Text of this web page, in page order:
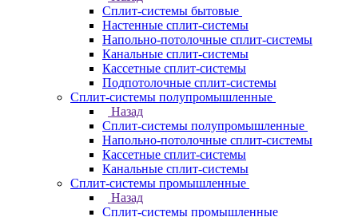
Сплит-системы бытовые
Настенные сплит-системы
Напольно-потолочные сплит-системы
Канальные сплит-системы
Кассетные сплит-системы
Подпотолочные сплит-системы
Сплит-системы полупромышленные
Назад
Сплит-системы полупромышленные
Напольно-потолочные сплит-системы
Кассетные сплит-системы
Канальные сплит-системы
Сплит-системы промышленные
Назад
Сплит-системы промышленные